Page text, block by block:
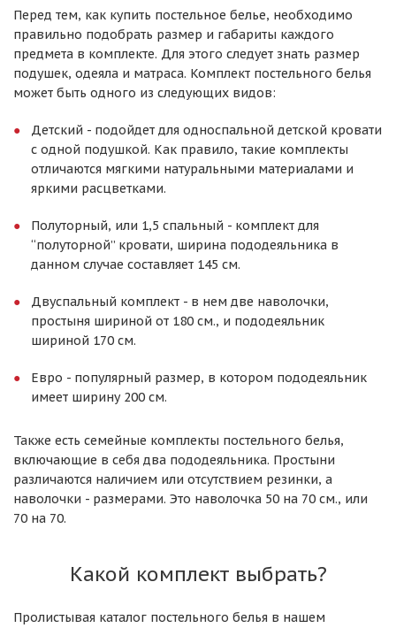
Перед тем, как купить постельное белье, необходимо
правильно подобрать размер и габариты каждого
предмета в комплекте. Для этого следует знать размер
подушек, одеяла и матраса. Комплект постельного белья
может быть одного из следующих видов:
Детский - подойдет для односпальной детской кровати
с одной подушкой. Как правило, такие комплекты
отличаются мягкими натуральными материалами и
яркими расцветками.
Полуторный, или 1,5 спальный - комплект для
“полуторной” кровати, ширина пододеяльника в
данном случае составляет 145 см.
Двуспальный комплект - в нем две наволочки,
простыня шириной от 180 см., и пододеяльник
шириной 170 см.
Евро - популярный размер, в котором пододеяльник
имеет ширину 200 см.
Также есть семейные комплекты постельного белья,
включающие в себя два пододеяльника. Простыни
различаются наличием или отсутствием резинки, а
наволочки - размерами. Это наволочка 50 на 70 см., или
70 на 70.
Какой комплект выбрать?
Пролистывая каталог постельного белья в нашем